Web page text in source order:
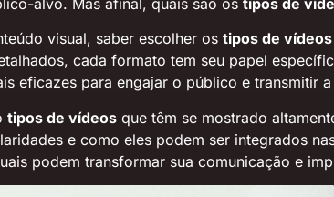
alvo. Mas afinal, quais são os tipos de
visual, saber escolher os tipos de vídeos
cada formato tem seu papel
eficazes para engajar o público e transmitir
tipos de vídeos que têm se mostrado
e como eles podem ser integrados
podem transformar sua comunicação e